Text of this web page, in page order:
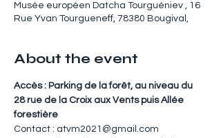
Musée européen Datcha Tourguéniev , 16
Rue Yvan Tourgueneff, 78380 Bougival,
About the event
Accès : Parking de la forêt, au niveau du
28 rue de la Croix aux Vents puis Allée
forestière
Contact : atvm2021@gmail.com